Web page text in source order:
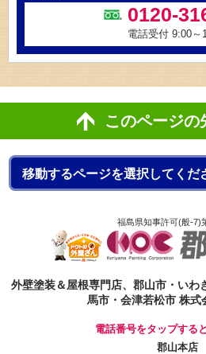
0120-
電話受付 9:00～
このページの
福島県知事許可(般-7)
外壁塗装＆屋根専門店、郡山市・いわ
馬市・会津若松市 株式
電話番号をタップする
郡山本店